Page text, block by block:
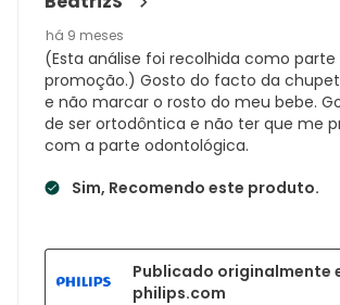
há 9 meses
(Esta análise foi recolhida como
promoção.) Gosto do facto da
e não marcar o rosto do meu bebe.
de ser ortodôntica e não ter que me
com a parte odontológica.
Sim, Recomendo este produto.
Publicado originalmente
philips.com